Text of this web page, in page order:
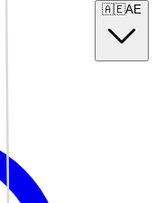
🇦🇪AE